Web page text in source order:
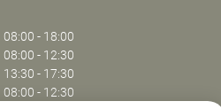
08:00 - 18:00
08:00 - 12:30
13:30 - 17:30
08:00 - 12:30